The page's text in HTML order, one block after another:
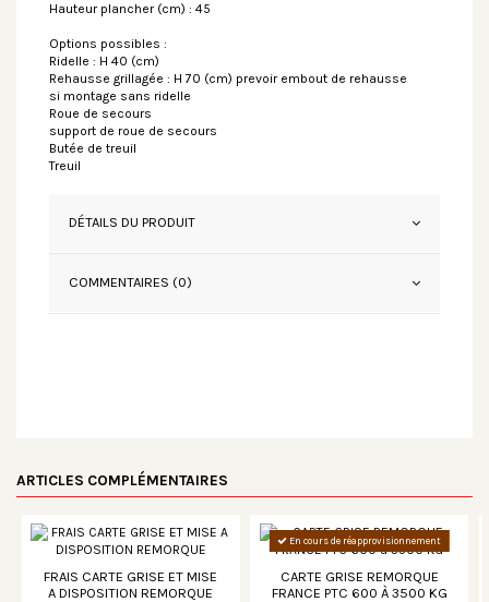
Hauteur plancher (cm) : 45
Options possibles :
Ridelle : H 40 (cm)
Rehausse grillagée : H 70 (cm) prevoir embout de rehausse
si montage sans ridelle
Roue de secours
support de roue de secours
Butée de treuil
Treuil
DÉTAILS DU PRODUIT
COMMENTAIRES (0)
ARTICLES COMPLÉMENTAIRES
FRAIS CARTE GRISE ET MISE
A DISPOSITION REMORQUE
En cours de réapprovisionnement
CARTE GRISE REMORQUE
FRANCE PTC 600 À 3500 KG